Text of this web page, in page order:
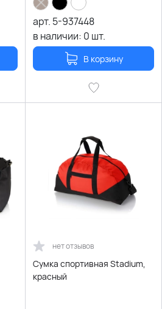
арт. 5-937448
в наличии: 0 шт.
В корзину
нет отзывов
Сумка спортивная Stadium,
красный